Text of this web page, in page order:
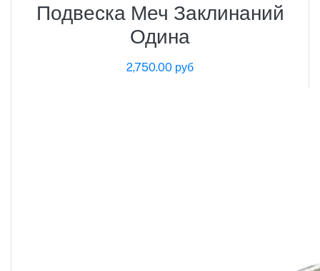
Подвеска Меч Заклинаний
Одина
2,750.00 руб